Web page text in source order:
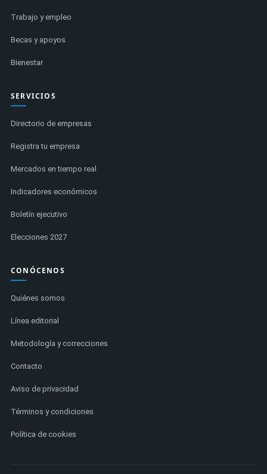
Trabajo y empleo
Becas y apoyos
Bienestar
SERVICIOS
Directorio de empresas
Registra tu empresa
Mercados en tiempo real
Indicadores económicos
Boletín ejecutivo
Elecciones 2027
CONÓCENOS
Quiénes somos
Línea editorial
Metodología y correcciones
Contacto
Aviso de privacidad
Términos y condiciones
Política de cookies